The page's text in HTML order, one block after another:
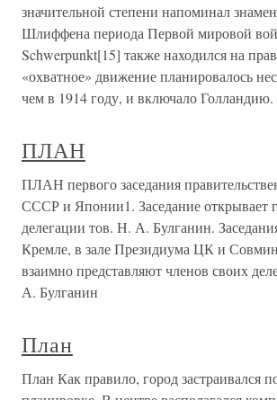
значительной степени напоминал
Шлиффена периода Первой мировой
Schwerpunkt[15] также находился на
«охватное» движение планировалось
чем в 1914 году, и включало Голландию.
ПЛАН
ПЛАН первого заседания
СССР и Японии1. Заседание открывает
делегации тов. Н. А. Булганин.
Кремле, в зале Президиума ЦК и
взаимно представляют членов своих
А. Булганин
План
План Как правило, город застраивался